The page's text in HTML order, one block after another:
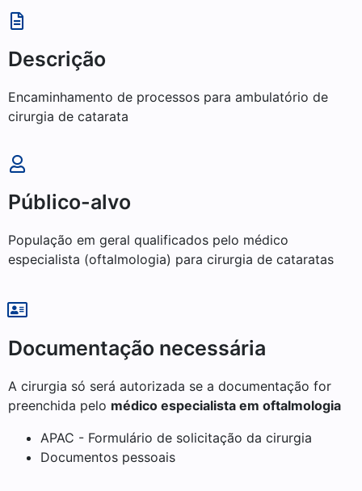
Descrição
Encaminhamento de processos para ambulatório de
cirurgia de catarata
Público-alvo
População em geral qualificados pelo médico
especialista (oftalmologia) para cirurgia de cataratas
Documentação necessária
A cirurgia só será autorizada se a documentação for
preenchida pelo médico especialista em oftalmologia
APAC - Formulário de solicitação da cirurgia
Documentos pessoais